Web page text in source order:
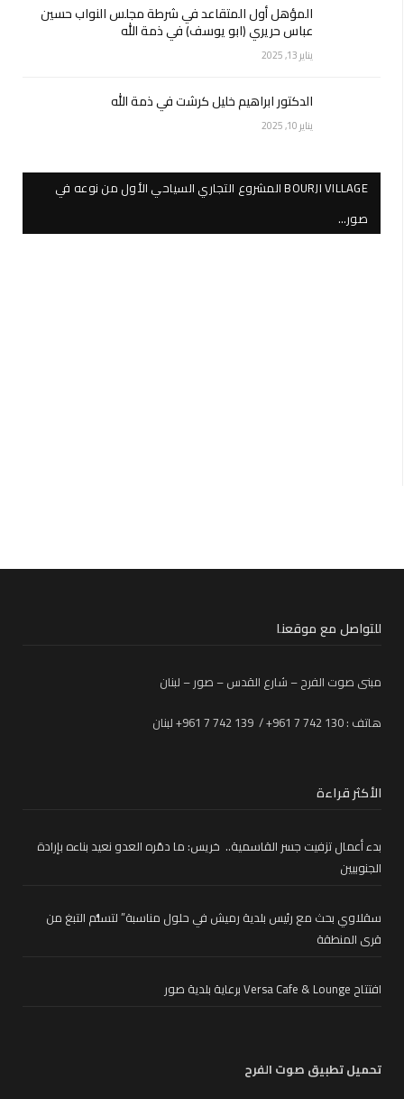
المؤهل أول المتقاعد في شرطة مجلس النواب حسين
عباس حريري (ابو يوسف) في ذمة الله
يناير 13, 2025
الدكتور ابراهيم خليل كرشت في ذمة الله
يناير 10, 2025
BOURJI VILLAGE المشروع التجاري السياحي الأول من نوعه في
صور…
للتواصل مع موقعنا
مبنى صوت الفرح – شارع القدس – صور – لبنان
هاتف : 130 742 7 961+ / 139 742 7 961+ لبنان
الأكثر قراءة
بدء أعمال تزفيت جسر القاسمية.. خريس: ما دمّره العدو نعيد بناءه بإرادة
الجنوبيين
سقلاوي بحث مع رئيس بلدية رميش في حلول مناسبة” لتسلُّم التبغ من
قرى المنطقة
افتتاح Versa Cafe & Lounge برعاية بلدية صور
تحميل تطبيق صوت الفرح